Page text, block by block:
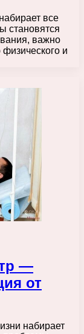
все
становятся
важно
и
—
от
набирает